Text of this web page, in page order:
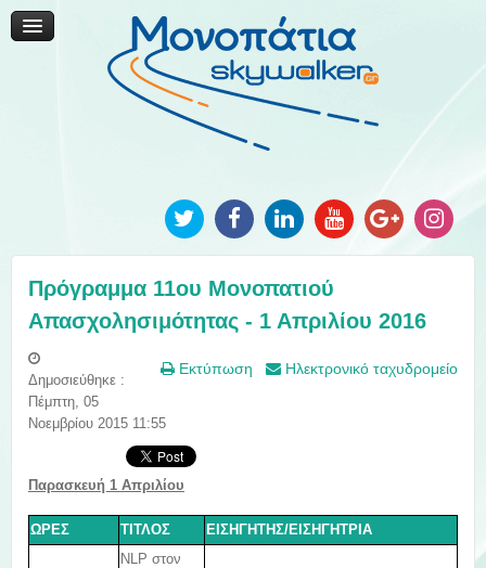
Μονοπάτια Καινοτομίας
Μονοπάτια Τοπικής Ανάπτυξης
Ανακοινώσεις
Φωτογραφίες
Πρόγραμμα 11ου Μονοπατιού
Απασχολησιμότητας - 1 Απριλίου 2016
Εκτύπωση Ηλεκτρονικό ταχυδρομείο
Δημοσιεύθηκε :
Πέμπτη, 05
Νοεμβρίου 2015 11:55
Παρασκευή 1 Απριλίου
ΩΡΕΣ ΤΙΤΛΟΣ ΕΙΣΗΓΗΤΗΣ/ΕΙΣΗΓΗΤΡΙΑ
NLP στον